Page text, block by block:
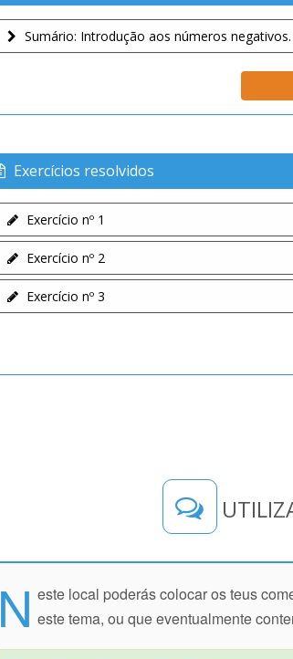
Sumário: Introdução aos números
Exercícios resolvidos
Exercício nº 1
Exercício nº 2
Exercício nº 3
N este local poderás colocar os teus
este tema, ou que eventualmente